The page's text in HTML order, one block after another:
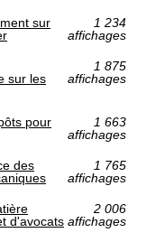
sur
1 234
affichages
sur les
1 875
affichages
pour
1 663
affichages
des
1 765
affichages
d'avocats
2 006
affichages